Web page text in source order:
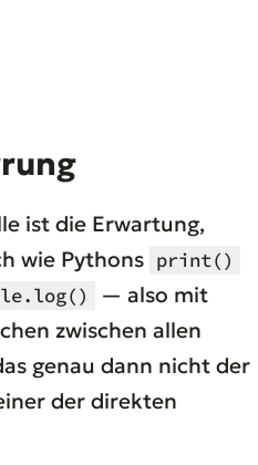
ist die Erwartung,
wie Pythons print()
— also mit
zwischen allen
genau dann nicht der
der direkten